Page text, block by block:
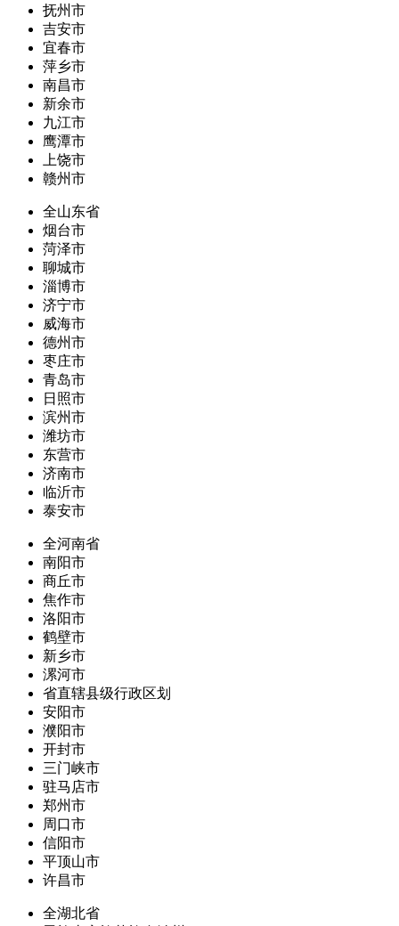
抚州市
吉安市
宜春市
萍乡市
南昌市
新余市
九江市
鹰潭市
上饶市
赣州市
全山东省
烟台市
菏泽市
聊城市
淄博市
济宁市
威海市
德州市
枣庄市
青岛市
日照市
滨州市
潍坊市
东营市
济南市
临沂市
泰安市
全河南省
南阳市
商丘市
焦作市
洛阳市
鹤壁市
新乡市
漯河市
省直辖县级行政区划
安阳市
濮阳市
开封市
三门峡市
驻马店市
郑州市
周口市
信阳市
平顶山市
许昌市
全湖北省